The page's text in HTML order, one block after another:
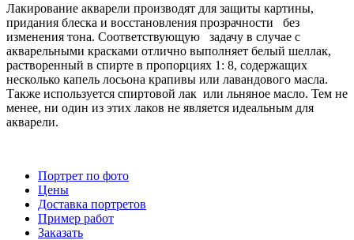
Лакирование акварели производят для защиты картины,
придания блеска и восстановления прозрачности без
изменения тона. Соответствующую задачу в случае с
акварельными красками отлично выполняет белый шеллак,
растворенный в спирте в пропорциях 1: 8, содержащих
несколько капель лосьона крапивы или лавандового масла.
Также используется спиртовой лак или льняное масло. Тем не
менее, ни один из этих лаков не является идеальным для
акварели.
Портрет по фото
Цены
Доставка портретов
Пример работ
Заказать